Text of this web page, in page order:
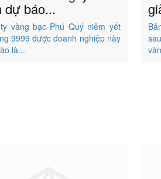
dự báo...
vàng bạc Phú Quý niêm yết
9999 được doanh nghiệp này
là...